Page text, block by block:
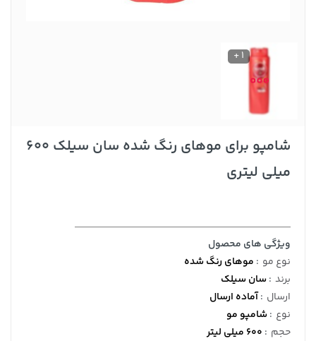
1 +
شامپو برای موهای رنگ شده سان سیلک 600
میلی لیتری
ویژگی های محصول
نوع مو : موهای رنگ شده
برند :سان سیلک
ارسال :آماده ارسال
نوع :شامپو مو
حجم : 600 میلی لیتر